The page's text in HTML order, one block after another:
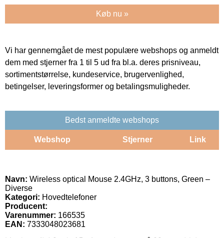
Køb nu »
Vi har gennemgået de mest populære webshops og anmeldt
dem med stjerner fra 1 til 5 ud fra bl.a. deres prisniveau,
sortimentstørrelse, kundeservice, brugervenlighed,
betingelser, leveringsformer og betalingsmuligheder.
Bedst anmeldte webshops
Webshop Stjerner Link
Navn: Wireless optical Mouse 2.4GHz, 3 buttons, Green –
Diverse
Kategori: Hovedtelefoner
Producent:
Varenummer: 166535
EAN: 7333048023681